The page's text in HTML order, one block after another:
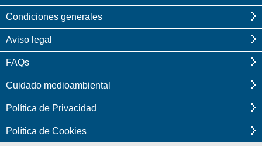
Condiciones generales
Aviso legal
FAQs
Cuidado medioambiental
Política de Privacidad
Política de Cookies